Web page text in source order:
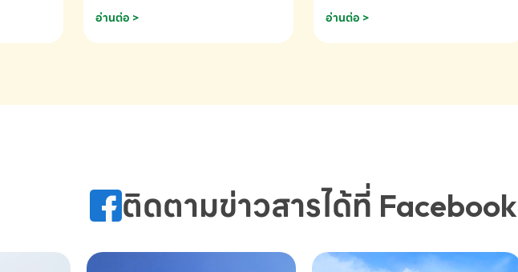
K3 โรงเรียนโชคชัยกระบี่ จ.กระบี่ คว้า
AND MENTAL ARITHMETIC
Arithmetic Competition K2(Grop)
โรงเรียนโชคชัยกระบี่-สอบถามข้อมูล
อ่านต่อ >
(Soundtrack)เพื่อเสริมทักษะการฟัง
โชคชัยกระบี่-สอบถามข้อมูลเพิ่มเติม
อ่านต่อ >
ติดตามข่าวสารได้ที่ Facebook